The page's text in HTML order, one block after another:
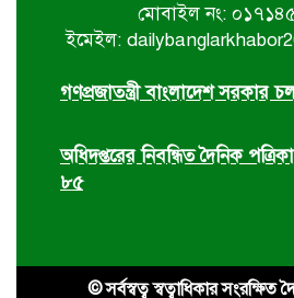
জুলাই সনদ
মোবাইল নং:
ইমেইল:
গণপ্রজাতন্ত্রী বাংলাদেশ সরকার
অধিদপ্তরের নিবন্ধিত দৈনিক
৮৫
© সর্বস্বত্ব স্বত্বাধিকার সংরক্ষিত